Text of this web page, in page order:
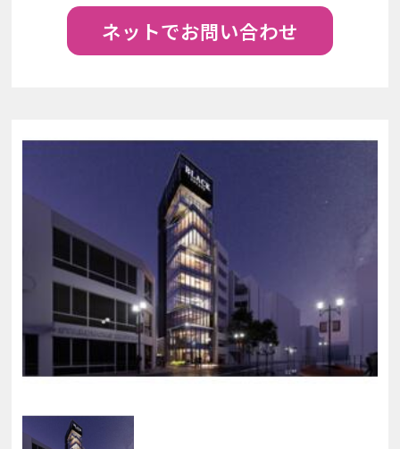
ネットでお問い合わせ